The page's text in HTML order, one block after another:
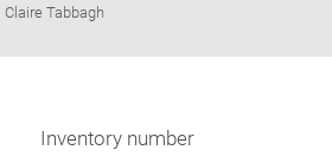
caption:
Claire Tabbagh
Inventory number